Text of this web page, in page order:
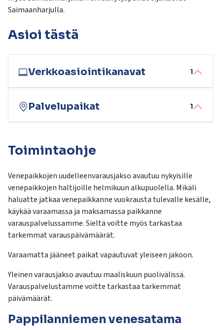
pyyhkäisyliikkeitä.
Saimaanharjulla.
Asioi tästä
Verkkoasiointikanavat 1
Palvelupaikat 1
Toimintaohje
Venepaikkojen uudelleenvarausjakso avautuu nykyisille
venepaikkojen haltijoille helmikuun alkupuolella. Mikäli
haluatte jatkaa venepaikkanne vuokrausta tulevalle kesälle,
käykää varaamassa ja maksamassa paikkanne
varauspalvelussamme. Sieltä voitte myös tarkastaa
tarkemmat varauspäivämäärät.
Varaamatta jääneet paikat vapautuvat yleiseen jakoon.
Yleinen varausjakso avautuu maaliskuun puolivälissä.
Varauspalvelustamme voitte tarkastaa tarkemmat
päivämäärät.
Pappilanniemen venesatama